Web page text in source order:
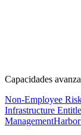
Capacidades
Non-Employee
Infrastructure
Management